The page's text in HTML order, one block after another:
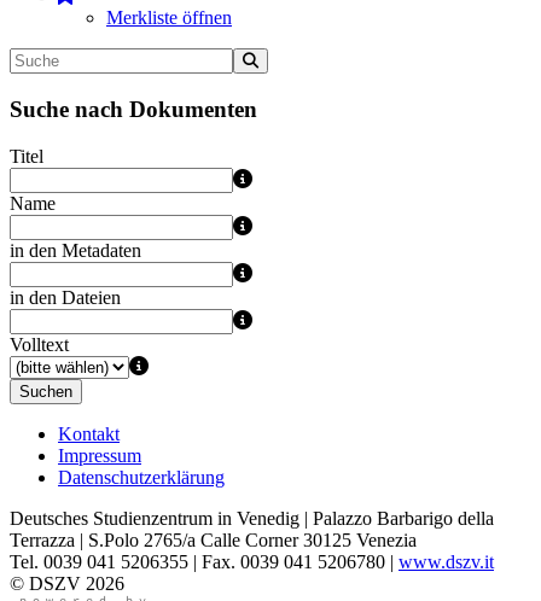
Merkliste öffnen
Suche nach Dokumenten
Titel
Name
in den Metadaten
in den Dateien
Volltext
Suchen
Kontakt
Impressum
Datenschutzerklärung
Deutsches Studienzentrum in Venedig | Palazzo Barbarigo della
Terrazza | S.Polo 2765/a Calle Corner 30125 Venezia
Tel. 0039 041 5206355 | Fax. 0039 041 5206780 | www.dszv.it
© DSZV 2026